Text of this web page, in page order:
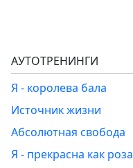
АУТОТРЕНИНГИ
Я - королева бала
Источник жизни
Абсолютная свобода
Я - прекрасна как роза